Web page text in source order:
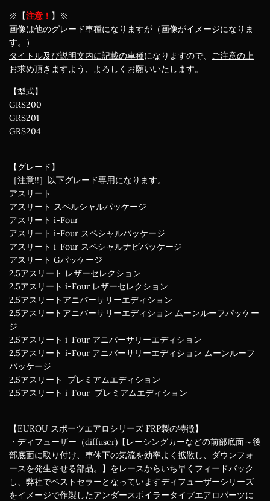
※【注意！ 】※
画像は他のグレード車種になりますが（画像がイメージになりま
す。）
タイトル及び説明文内に記載の車種になりますので、 ご注意の上
お求め頂きますよう、よろしくお願いいたします。
【型式】
GRS200
GRS201
GRS204
【グレード】
［注意!!］以下グレード専用になります。
アスリート
アスリート スペルシャルパッケージ
アスリート i-Four
アスリート i-Four スペシャルパッケージ
アスリート i-Four スペシャルナビパッケージ
アスリート Gパッケージ
2.5アスリート レザーセレクション
2.5アスリート i-Four レザーセレクション
2.5アスリートアニバーサリーエディション
2.5アスリートアニバーサリーエディション ムーンルーフパッケー
ジ
2.5アスリート i-Four アニバーサリーエディション
2.5アスリート i-Four アニバーサリーエディション ムーンルーフ
パッケージ
2.5アスリート プレミアムエディション
2.5アスリート i-Four プレミアムエディション
【EUROU スポーツエアロシリーズ FRP製の特徴】
・ディフューザー（diffuser)【レーシングカーなどの前部底面～後
部底面に取り付け、車体下の気流を効率よく拡散し、ダウンフォ
ースを発生させる部品。】をレースからいち早くフィードバック
し、弊社でベストセラーとなっていますディフューザーシリーズ
をイメージで作製したアンダースポイラータイプエアロパーツに